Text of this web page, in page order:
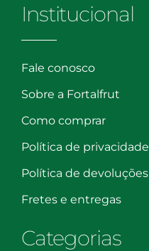
Institucional
Fale conosco
Sobre a Fortalfrut
Como comprar
Política de privacidade
Política de devoluções
Fretes e entregas
Categorias